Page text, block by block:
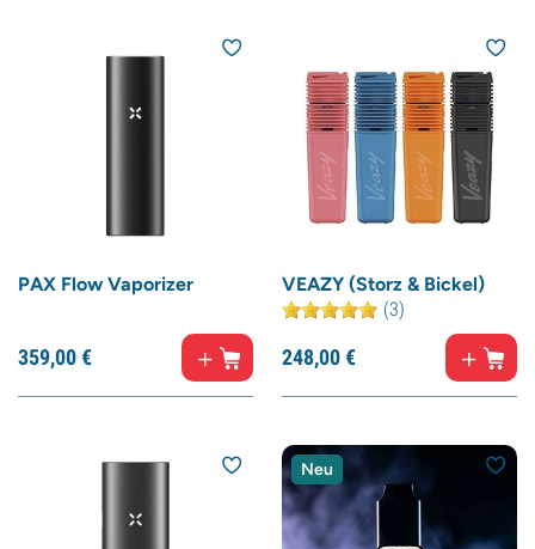
PAX Flow Vaporizer
359,00€
VEAZY (Storz & Bickel)
(3)
248,00€
Neu